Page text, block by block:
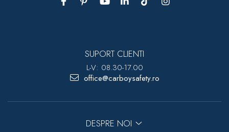
SUPORT CLIENTI
L-V: 08.30-17.00
office@carboysafety.ro
DESPRE NOI